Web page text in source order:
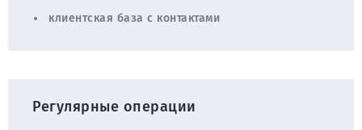
клиентская база с контактами
Регулярные операции